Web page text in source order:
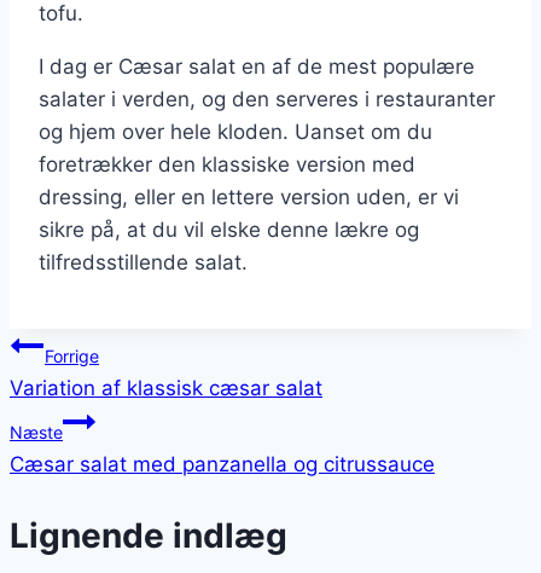
tofu.
I dag er Cæsar salat en af de mest populære
salater i verden, og den serveres i restauranter
og hjem over hele kloden. Uanset om du
foretrækker den klassiske version med
dressing, eller en lettere version uden, er vi
sikre på, at du vil elske denne lækre og
tilfredsstillende salat.
Indlægsnavigation
Forrige
Variation af klassisk cæsar salat
Næste
Cæsar salat med panzanella og citrussauce
Lignende indlæg